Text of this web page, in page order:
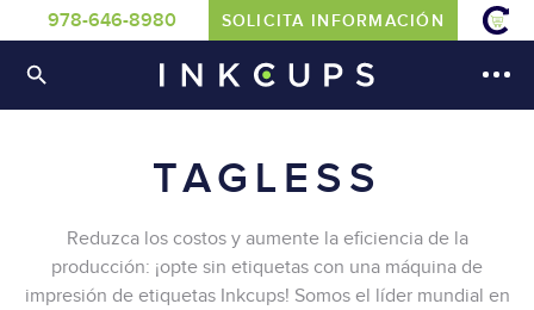
978-646-8980 SOLICITA INFORMACIÓN
TAGLESS
Reduzca los costos y aumente la eficiencia de la
producción: ¡opte sin etiquetas con una máquina de
impresión de etiquetas Inkcups! Somos el líder mundial en